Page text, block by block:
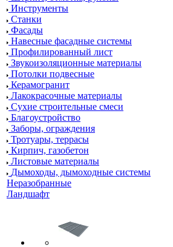
Инструменты
Станки
Фасады
Навесные фасадные системы
Профилированный лист
Звукоизоляционные материалы
Потолки подвесные
Керамогранит
Лакокрасочные материалы
Сухие строительные смеси
Благоустройство
Заборы, ограждения
Тротуары, террасы
Кирпич, газобетон
Листовые материалы
Дымоходы, дымоходные системы
Неразобранные
Ландшафт